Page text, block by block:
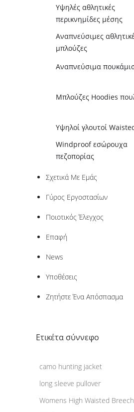
Υψηλές αθλητικές
περικνημίδες μέσης
Αναπνεύσιμες
μπλούζες
Αναπνεύσιμα
Μπλούζες Hoodies
Υψηλοί γλουτοί
Windproof εσώρουχα
πεζοπορίας
Σχετικά Με Εμάς
Γύρος Εργοστασίων
Ποιοτικός Έλεγχος
Επαφή
News
Υποθέσεις
Ζητήστε Ένα Απόσπασμα
Ετικέτα σύννεφο
camo hunting jacket
long sleeve pullover
Womens High Waisted